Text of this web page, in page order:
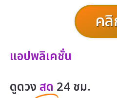
ค
แอปพลิเคชั่น
ดูดวง สด 24 ชม.